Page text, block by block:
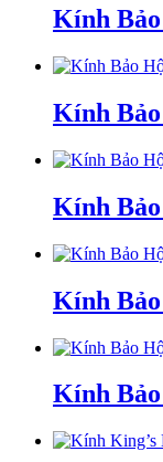
Kính
Kính
Kính
Kính
Kính